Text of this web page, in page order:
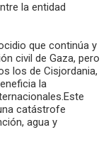
la entidad
que continúa y
civil de Gaza, pero
los de Cisjordania,
la
catástrofe
agua y